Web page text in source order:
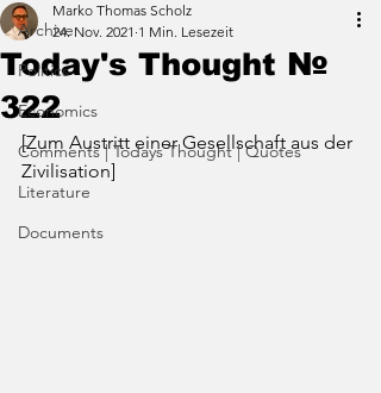
Archive
Politics
Economics
Comments | Todays Thought | Quotes
Literature
Documents
Today's Thought №
322
Marko Thomas Scholz
24. Nov. 2021 1 Min. Lesezeit
[Zum Austritt einer Gesellschaft aus der
Zivilisation]